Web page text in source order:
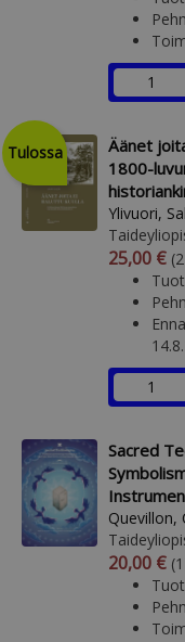
Tulossa
Äänet
1800-
Ylivuori,
25,00 €
Sacred
Quevillon,
20,00 €